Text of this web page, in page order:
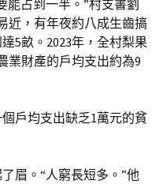
能占到一半。”村支書劉
近，有年夜約八成生齒搞
5畝。2023年，全村梨果
業財產的戶均支出約為9
戶均支出缺乏1萬元的貧
眉。“人窮長短多。”他